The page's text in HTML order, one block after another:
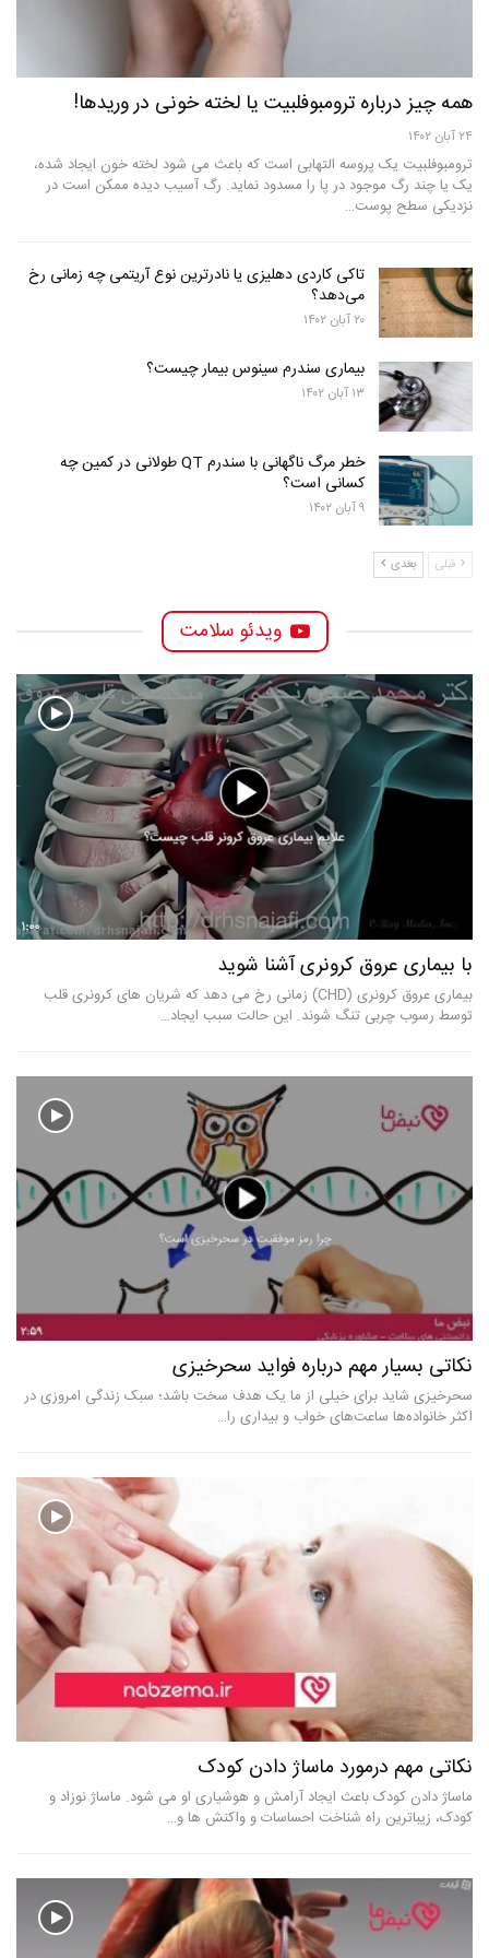
همه چیز درباره ترومبوفلبیت یا لخته خونی در وریدها!
۲۴ آبان ۱۴۰۲
ترومبوفلبیت یک پروسه التهابی است که باعث می شود لخته خون ایجاد شده،
یک یا چند رگ موجود در پا را مسدود نماید. رگ آسیب دیده ممکن است در
نزدیکی سطح پوست…
تاکی کاردی دهلیزی یا نادرترین نوع آریتمی چه زمانی رخ
می‌دهد؟
۲۰ آبان ۱۴۰۲
بیماری سندرم سینوس بیمار چیست؟
۱۳ آبان ۱۴۰۲
خطر مرگ ناگهانی با سندرم QT طولانی در کمین چه
کسانی است؟
۹ آبان ۱۴۰۲
قبلی بعدی
ویدئو سلامت
عروق کرونری آشنا شوید
بیماری عروق کرونری (CHD) زمانی رخ می دهد که شریان های کرونری قلب
رسوب چربی تنگ شوند. این حالت سبب ایجاد…
بسیار مهم درباره فواید سحرخیزی
شاید برای خیلی از ما یک هدف سخت باشد؛ سبک زندگی امروزی در
خانواده‌ها ساعت‌های خواب و بیداری را…
مهم درمورد ماساژ دادن کودک
دادن کودک باعث ایجاد آرامش و هوشیاری او می شود. ماساژ نوزاد و
زیباترین راه شناخت احساسات و واکنش ها و…
هر